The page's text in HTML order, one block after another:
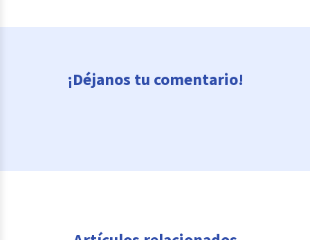
¡Déjanos tu comentario!